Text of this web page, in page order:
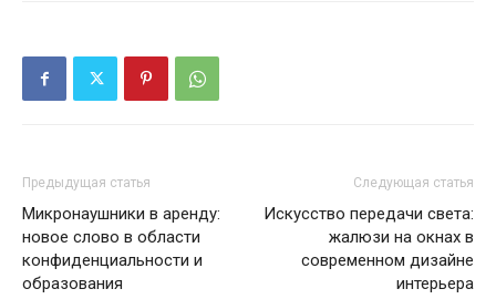
Предыдущая статья
Микронаушники в аренду:
новое слово в области
конфиденциальности и
образования
Следующая статья
Искусство передачи света:
жалюзи на окнах в
современном дизайне
интерьера